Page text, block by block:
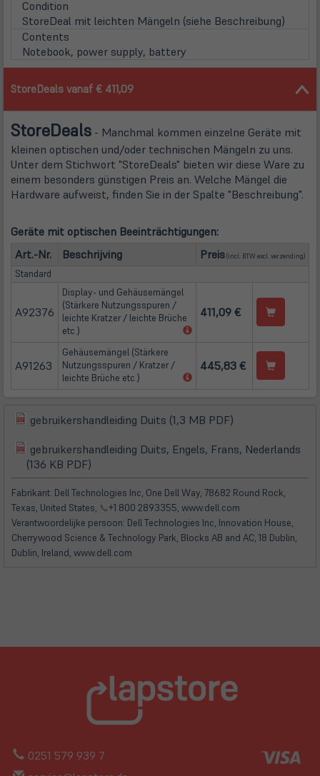
neuem
Condition
StoreDeal mit leichten Mängeln (siehe Beschreibung)
Contents
Notebook, power supply, battery
StoreDeals vanaf € 411,09
StoreDeals - Manchmal kommen einzelne Geräte mit
kleinen optischen und/oder technischen Mängeln zu uns.
Unter dem Stichwort "StoreDeals" bieten wir diese Ware zu
einem besonders günstigen Preis an. Welche Mängel die
Hardware aufweist, finden Sie in der Spalte "Beschreibung".
Geräte mit optischen Beeinträchtigungen:
Art.-Nr.
Beschrijving Preis(incl. BTW excl. verzending)
Standard
A92376
Display- und Gehäusemängel
(Stärkere Nutzungsspuren /
leichte Kratzer / leichte Brüche
etc.)
(öffnet
Tab)
411,09 €
A91263
Gehäusemängel (Stärkere
Nutzungsspuren / Kratzer /
leichte Brüche etc.)
(öffnet
Tab)
445,83 €
in
neuem
Tab)
gebruikershandleiding Duits (1,3 MB PDF)
neuem
(öffnet
in
neuem
Tab)
gebruikershandleiding Duits, Engels, Frans, Nederlands
(136 KB PDF)
in
neuem
Tab)
Fabrikant: Dell Technologies Inc, One Dell Way, 78682 Round Rock,
Texas, United States, 📞+1 800 2893355, www.dell.com
Verantwoordelijke persoon: Dell Technologies Inc, Innovation House,
Cherrywood Science & Technology Park, Blocks AB and AC, 18 Dublin,
Dublin, Ireland, www.dell.com
0251 579 939 7